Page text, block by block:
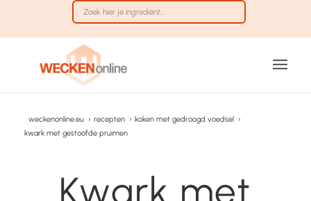
weckenonline.eu › recepten › koken met gedroogd voedsel ›
kwark met gestoofde pruimen
Kwark met